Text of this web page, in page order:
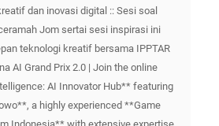
dan inovasi digital :: Sesi soal
Jom sertai sesi inspirasi ini
teknologi kreatif bersama IPPTAR
AI Grand Prix 2.0 | Join the online
AI Innovator Hub** featuring
a highly experienced **Game